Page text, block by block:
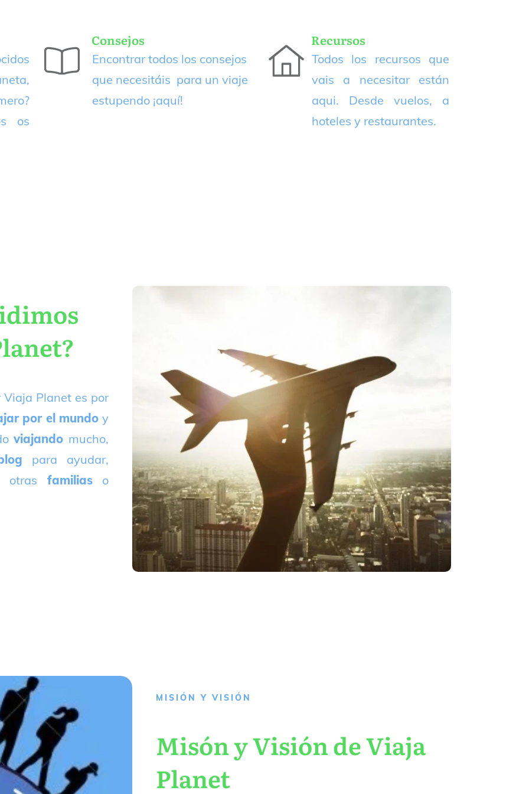
os
Consejos
Encontrar todos los consejos
que necesitáis para un viaje
estupendo ¡aquí!
Recursos
Todos los recursos que
vais a necesitar están
aqui. Desde vuelos, a
hoteles y restaurantes.
Planet es por
por el mundo y
viajando mucho,
para ayudar,
familiaso
MISIÓN Y VISIÓN
Misón y Visión de Viaja
Planet